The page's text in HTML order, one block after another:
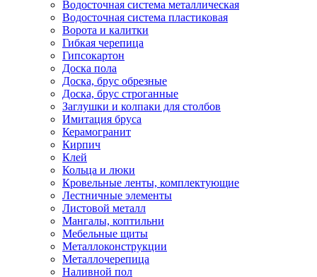
Водосточная система металлическая
Водосточная система пластиковая
Ворота и калитки
Гибкая черепица
Гипсокартон
Доска пола
Доска, брус обрезные
Доска, брус строганные
Заглушки и колпаки для столбов
Имитация бруса
Керамогранит
Кирпич
Клей
Кольца и люки
Кровельные ленты, комплектующие
Лестничные элементы
Листовой металл
Мангалы, коптильни
Мебельные щиты
Металлоконструкции
Металлочерепица
Наливной пол